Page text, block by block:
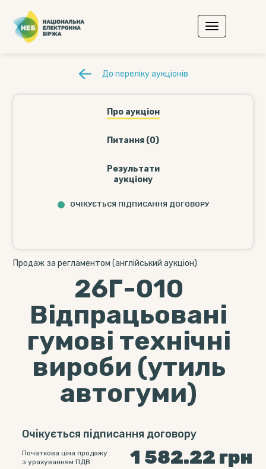
До переліку аукціонів
Про аукціон
Питання (0)
Результати
аукціону
ОЧІКУЄТЬСЯ ПІДПИСАННЯ ДОГОВОРУ
Продаж за регламентом (англійський аукціон)
26Г-010
Відпрацьовані
гумові технічні
вироби (утиль
автогуми)
Очікується підписання договору
Початкова ціна продажу
з урахуванням ПДВ
1 582.22 грн